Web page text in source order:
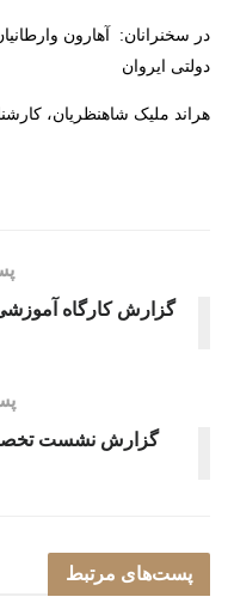
در سخنرانان: آهارون
دولتی ایروان
هراند ملیک شاهنظریان،
گزارش کارگاه
گزارش نشست
پست‌های مرتبط